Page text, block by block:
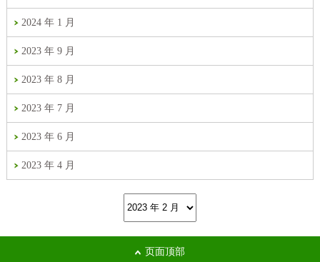
2024 年 1 月
2023 年 9 月
2023 年 8 月
2023 年 7 月
2023 年 6 月
2023 年 4 月
页面顶部